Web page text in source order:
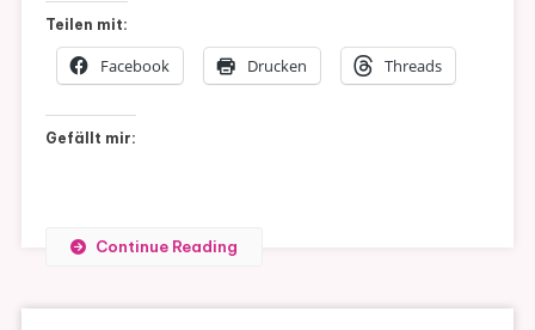
Teilen mit:
Facebook Drucken Threads
Gefällt mir:
Continue Reading